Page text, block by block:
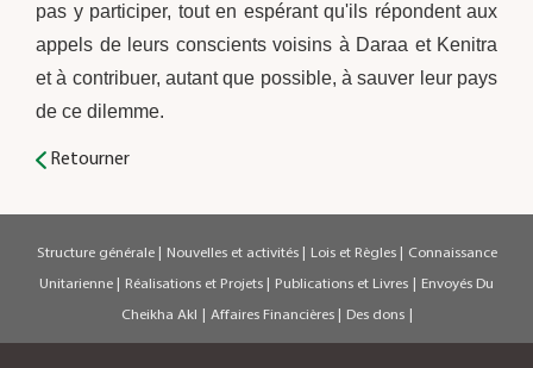
pas y participer, tout en espérant qu'ils répondent aux
appels de leurs conscients voisins à Daraa et Kenitra
et à contribuer, autant que possible, à sauver leur pays
de ce dilemme.
Retourner
Structure générale | Nouvelles et activités | Lois et Règles | Connaissance
Unitarienne | Réalisations et Projets | Publications et Livres | Envoyés Du
Cheikha Akl | Affaires Financières | Des dons |